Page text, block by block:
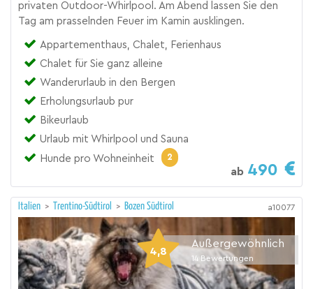
privaten Outdoor-Whirlpool. Am Abend lassen Sie den
Tag am prasselnden Feuer im Kamin ausklingen.
Appartementhaus, Chalet, Ferienhaus
Chalet für Sie ganz alleine
Wanderurlaub in den Bergen
Erholungsurlaub pur
Bikeurlaub
Urlaub mit Whirlpool und Sauna
Hunde pro Wohneinheit
2
ab 490
Italien > Trentino-Südtirol > Bozen Südtirol a10077
4,8
Außergewöhnlich
14 Bewertungen